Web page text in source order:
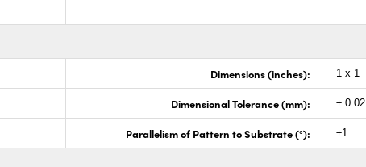
Dimensions (inches): 1 x 1
Dimensional Tolerance (mm): ± 0.02
Parallelism of Pattern to Substrate (°): ±1